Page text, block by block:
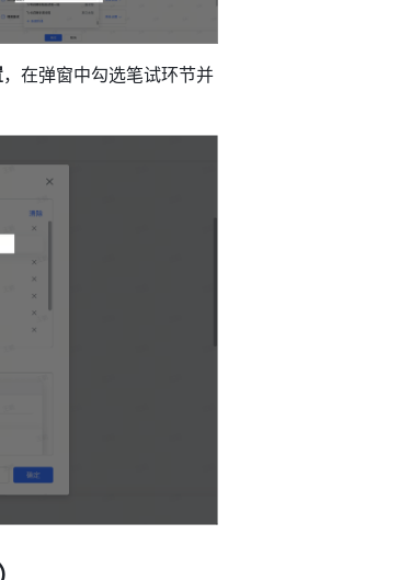
，在弹窗中勾选笔试环节并